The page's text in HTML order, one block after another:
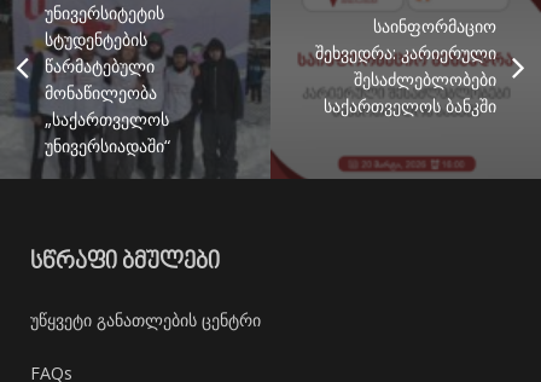
უნივერსიტეტის
სტუდენტების
წარმატებული
მონაწილეობა
„საქართველოს
უნივერსიადაში“
საინფორმაციო
შეხვედრა: კარიერული
შესაძლებლობები
საქართველოს ბანკში
ᲡᲬᲠᲐᲤᲘ ᲑᲛᲣᲚᲔᲑᲘ
უწყვეტი განათლების ცენტრი
FAQs